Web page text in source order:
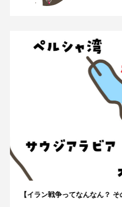
【イラン戦争ってなんなん？